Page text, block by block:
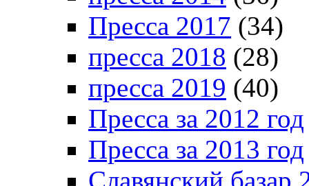
Пресса 2017 (34)
пресса 2018 (28)
пресса 2019 (40)
Пресса за 2012 год
Пресса за 2013 год
Славянский базар